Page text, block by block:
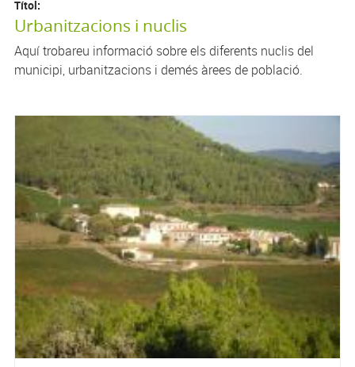
Títol:
Urbanitzacions i nuclis
Aquí trobareu informació sobre els diferents nuclis del
municipi, urbanitzacions i demés àrees de població.